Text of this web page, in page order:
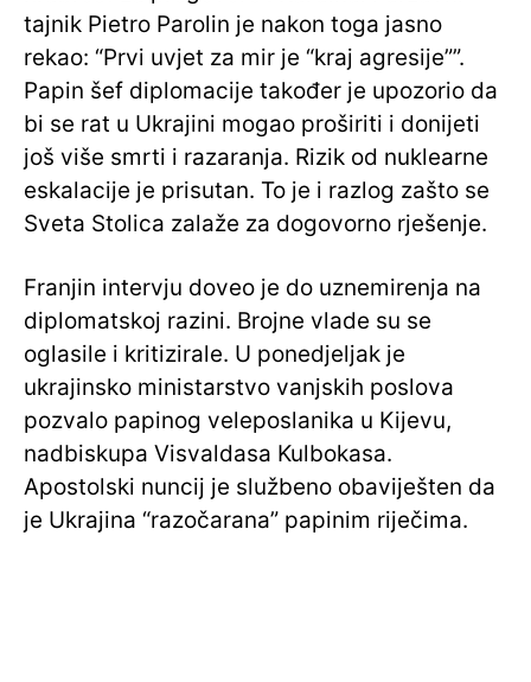
tajnik Pietro Parolin je nakon toga jasno
rekao: “Prvi uvjet za mir je “kraj agresije””.
Papin šef diplomacije također je upozorio da
bi se rat u Ukrajini mogao proširiti i donijeti
još više smrti i razaranja. Rizik od nuklearne
eskalacije je prisutan. To je i razlog zašto se
Sveta Stolica zalaže za dogovorno rješenje.
Franjin intervju doveo je do uznemirenja na
diplomatskoj razini. Brojne vlade su se
oglasile i kritizirale. U ponedjeljak je
ukrajinsko ministarstvo vanjskih poslova
pozvalo papinog veleposlanika u Kijevu,
nadbiskupa Visvaldasa Kulbokasa.
Apostolski nuncij je službeno obaviješten da
je Ukrajina “razočarana” papinim riječima.